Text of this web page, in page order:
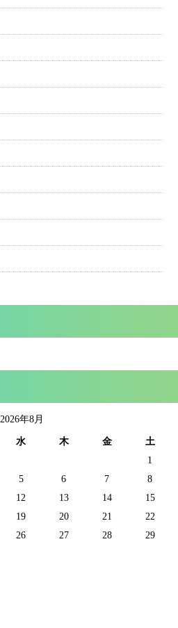
2026年8月
水 木 金 土
1
5 6 7
8
12 13 14
15
19 20 21
22
26 27 28
29